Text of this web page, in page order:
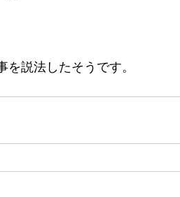
説法したそうです。